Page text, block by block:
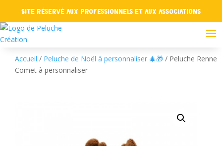
Site réservé aux professionnels et aux associations
Accueil / Peluche de Noël à personnaliser 🎄🎁 / Peluche Renne
Comet à personnaliser